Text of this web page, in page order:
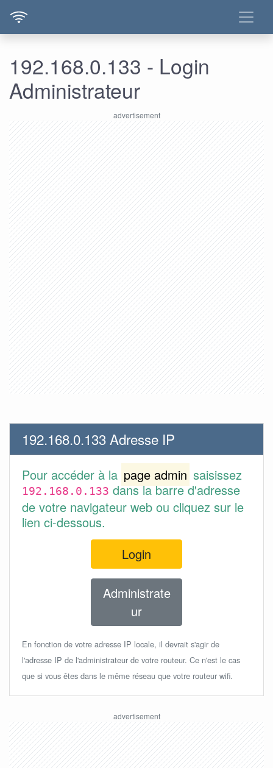
192.168.0.133 - Login
Administrateur
192.168.0.133 Adresse IP
Pour accéder à la page admin saisissez
192.168.0.133 dans la barre d'adresse
de votre navigateur web ou cliquez sur le
lien ci-dessous.
Login
Administrate
ur
En fonction de votre adresse IP locale, il devrait s'agir de
l'adresse IP de l'administrateur de votre routeur. Ce n'est le cas
que si vous êtes dans le même réseau que votre routeur wifi.